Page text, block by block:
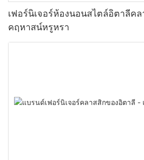
เฟอร์นิเจอร์ห้องนอนสไตล์อิตาลีค
คฤหาสน์หรูหรา